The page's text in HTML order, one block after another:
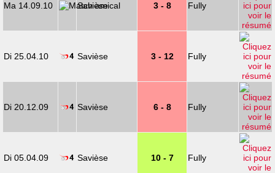
Ma 14.09.10 Savièse 3 - 8 Fully
Di 25.04.10 Savièse 3 - 12 Fully
Di 20.12.09 Savièse 6 - 8 Fully
Di 05.04.09 Savièse 10 - 7 Fully